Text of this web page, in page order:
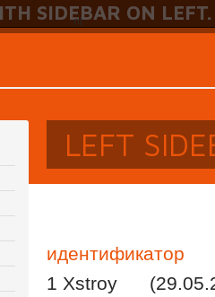
nt
SIDEBAR ON LEFT.
LEFT
идентификатор
1 Xstroy